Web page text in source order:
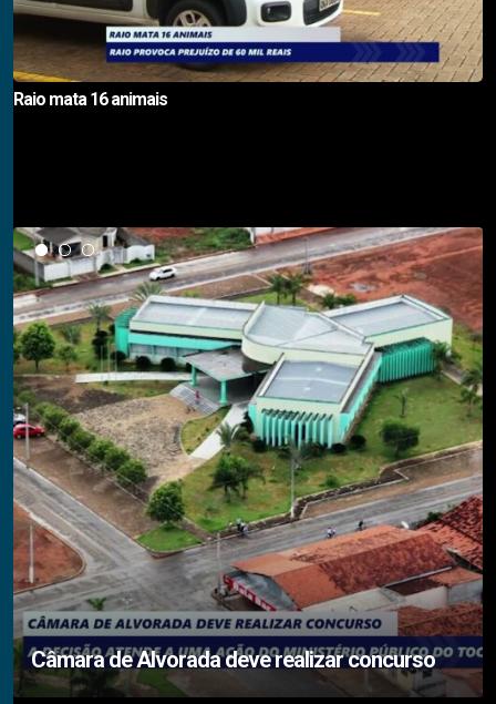
Raio mata 16 animais
Câmara de Alvorada deve realizar concurso